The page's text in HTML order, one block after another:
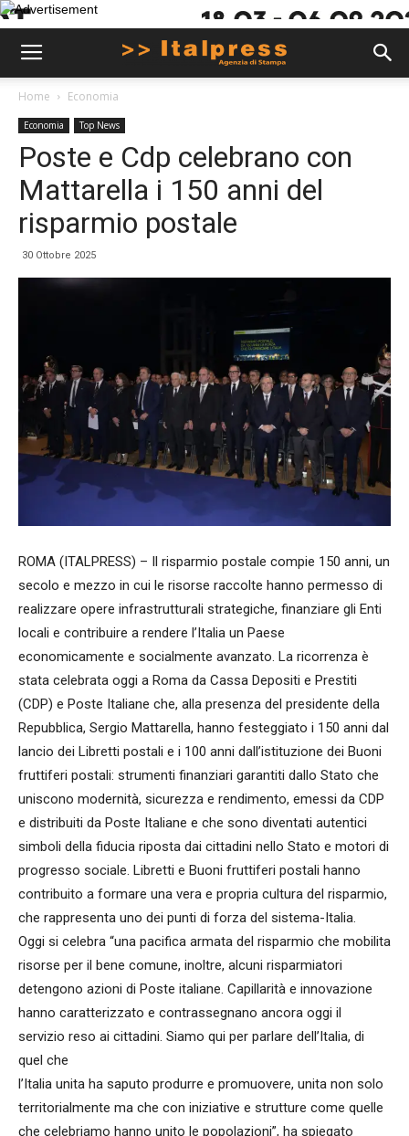
Home Economia
Economia Top News
Poste e Cdp celebrano con
Mattarella i 150 anni del
risparmio postale
30 Ottobre 2025
ROMA (ITALPRESS) – Il risparmio postale compie 150 anni, un
secolo e mezzo in cui le risorse raccolte hanno permesso di
realizzare opere infrastrutturali strategiche, finanziare gli Enti
locali e contribuire a rendere l’Italia un Paese
economicamente e socialmente avanzato. La ricorrenza è
stata celebrata oggi a Roma da Cassa Depositi e Prestiti
(CDP) e Poste Italiane che, alla presenza del presidente della
Repubblica, Sergio Mattarella, hanno festeggiato i 150 anni dal
lancio dei Libretti postali e i 100 anni dall’istituzione dei Buoni
fruttiferi postali: strumenti finanziari garantiti dallo Stato che
uniscono modernità, sicurezza e rendimento, emessi da CDP
e distribuiti da Poste Italiane e che sono diventati autentici
simboli della fiducia riposta dai cittadini nello Stato e motori di
progresso sociale. Libretti e Buoni fruttiferi postali hanno
contribuito a formare una vera e propria cultura del risparmio,
che rappresenta uno dei punti di forza del sistema-Italia.
Oggi si celebra “una pacifica armata del risparmio che mobilita
risorse per il bene comune, inoltre, alcuni risparmiatori
detengono azioni di Poste italiane. Capillarità e innovazione
hanno caratterizzato e contrassegnano ancora oggi il
servizio reso ai cittadini. Siamo qui per parlare dell’Italia, di
quel che
l’Italia unita ha saputo produrre e promuovere, unita non solo
territorialmente ma che con iniziative e strutture come quelle
che celebriamo hanno unito le popolazioni”, ha spiegato